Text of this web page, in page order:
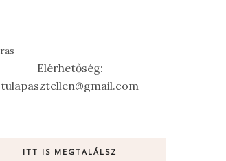
Elérhetőség:
tulapasztellen@gmail.com
ITT IS MEGTALÁLSZ